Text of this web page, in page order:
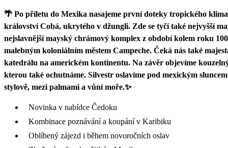
🌴 Po příletu do Mexika nasajeme první doteky tropického
království Cobá, ukrytého v džungli. Zde se tyčí také nejvyšší
nejslavnější mayský chrámový komplex z období kolem roku
malebným koloniálním městem Campeche. Čeká nás také
katedrálu na americkém kontinentu. Na závěr objevíme
kterou také ochutnáme. Silvestr oslavíme pod mexickým
stylově, mezi palmami a vůní moře.✨
Novinka v nabídce Čedoku
Kombinace poznávání a koupání v Karibiku
Oblíbený zájezd i během novoročních oslav